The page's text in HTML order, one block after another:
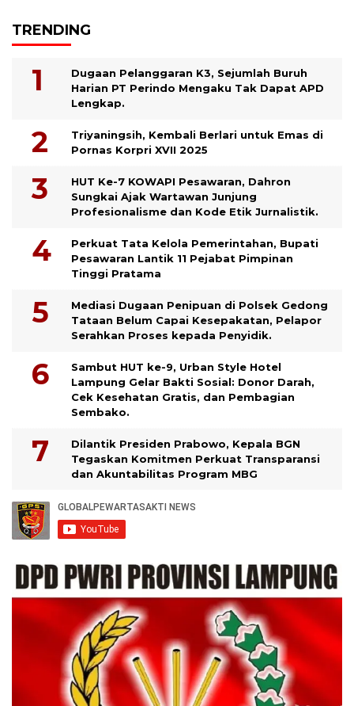
TRENDING
Dugaan Pelanggaran K3, Sejumlah Buruh
Harian PT Perindo Mengaku Tak Dapat APD
Lengkap.
Triyaningsih, Kembali Berlari untuk Emas di
Pornas Korpri XVII 2025
HUT Ke-7 KOWAPI Pesawaran, Dahron
Sungkai Ajak Wartawan Junjung
Profesionalisme dan Kode Etik Jurnalistik.
Perkuat Tata Kelola Pemerintahan, Bupati
Pesawaran Lantik 11 Pejabat Pimpinan
Tinggi Pratama
Mediasi Dugaan Penipuan di Polsek Gedong
Tataan Belum Capai Kesepakatan, Pelapor
Serahkan Proses kepada Penyidik.
Sambut HUT ke-9, Urban Style Hotel
Lampung Gelar Bakti Sosial: Donor Darah,
Cek Kesehatan Gratis, dan Pembagian
Sembako.
Dilantik Presiden Prabowo, Kepala BGN
Tegaskan Komitmen Perkuat Transparansi
dan Akuntabilitas Program MBG